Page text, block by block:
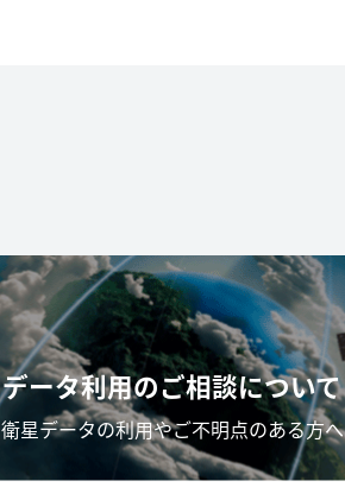
データ利用のご相談について
衛星データの利用やご不明点のある方へ